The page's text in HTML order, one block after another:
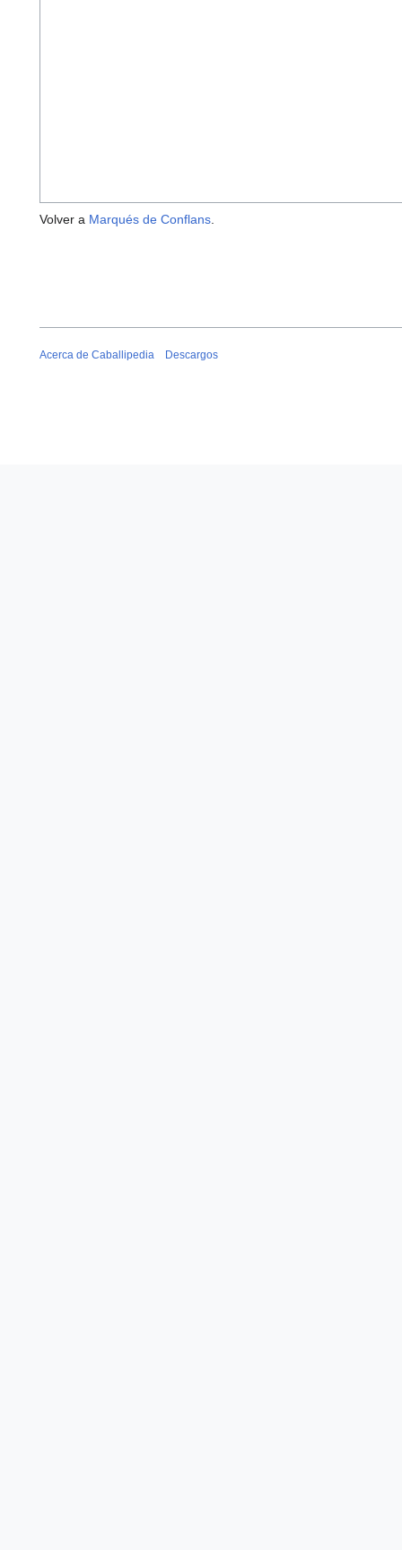
Volver a Marqués de Conflans
Acerca de Caballipedia Descargos